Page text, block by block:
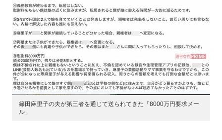
篠田麻里子の夫が第三者を通じて送られてきた「8000万円要求メー
ル」